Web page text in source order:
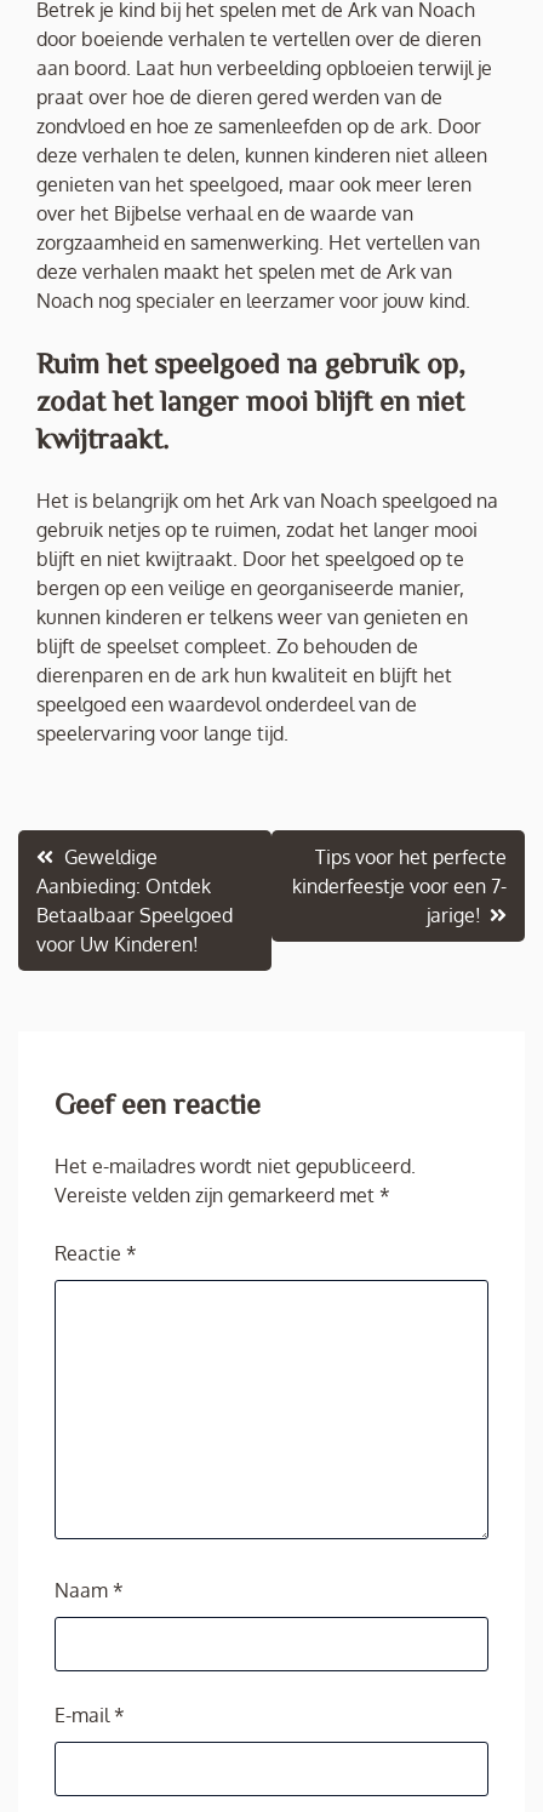
Betrek je kind bij het spelen met de Ark van Noach
door boeiende verhalen te vertellen over de dieren
aan boord. Laat hun verbeelding opbloeien terwijl je
praat over hoe de dieren gered werden van de
zondvloed en hoe ze samenleefden op de ark. Door
deze verhalen te delen, kunnen kinderen niet alleen
genieten van het speelgoed, maar ook meer leren
over het Bijbelse verhaal en de waarde van
zorgzaamheid en samenwerking. Het vertellen van
deze verhalen maakt het spelen met de Ark van
Noach nog specialer en leerzamer voor jouw kind.
Ruim het speelgoed na gebruik op,
zodat het langer mooi blijft en niet
kwijtraakt.
Het is belangrijk om het Ark van Noach speelgoed na
gebruik netjes op te ruimen, zodat het langer mooi
blijft en niet kwijtraakt. Door het speelgoed op te
bergen op een veilige en georganiseerde manier,
kunnen kinderen er telkens weer van genieten en
blijft de speelset compleet. Zo behouden de
dierenparen en de ark hun kwaliteit en blijft het
speelgoed een waardevol onderdeel van de
speelervaring voor lange tijd.
Berichtnavigatie
Geweldige
Aanbieding: Ontdek
Betaalbaar Speelgoed
voor Uw Kinderen!
Tips voor het perfecte
kinderfeestje voor een 7-
jarige!
Geef een reactie
Het e-mailadres wordt niet gepubliceerd.
Vereiste velden zijn gemarkeerd met *
Reactie *
Naam *
E-mail*